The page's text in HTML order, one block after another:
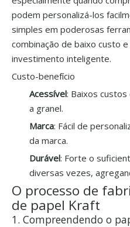
podem personalizá-los
simples em poderosas
combinação de baixo custo
investimento inteligente.
Custo-benefício
Acessível: Baixos
a granel.
Marca: Fácil de
da marca.
Durável: Forte o
diversas vezes,
O processo de
de papel Kraft
1. Compreendendo o